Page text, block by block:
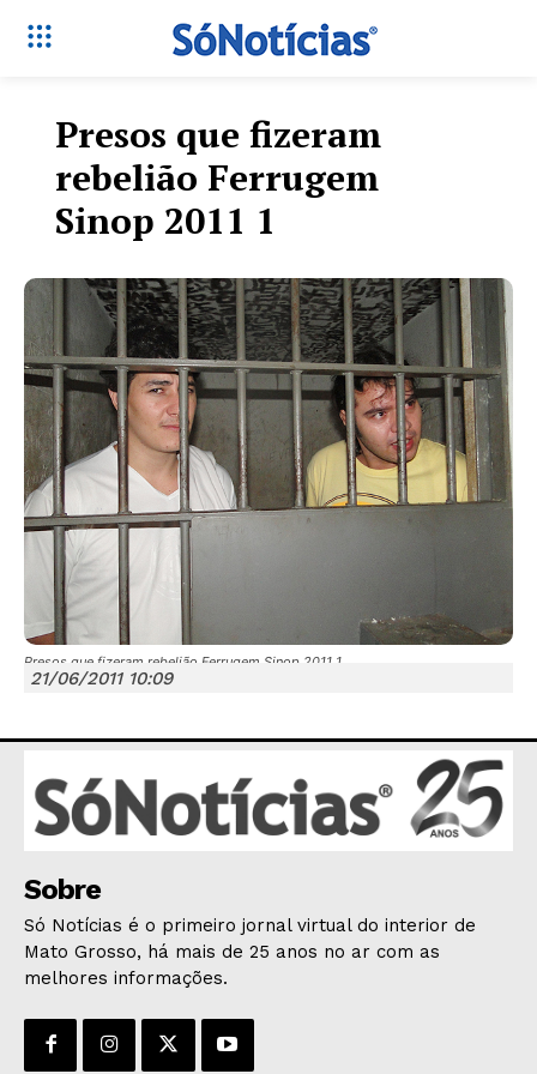
Só Notícias
POLÍTICA
POLÍCIA
ESPORTES
OPINIÃO
GERAL
Presos que fizeram
rebelião Ferrugem
Sinop 2011 1
Presos que fizeram rebelião Ferrugem Sinop 2011 1
21/06/2011 10:09
Sobre
Só Notícias é o primeiro jornal virtual do interior de
Mato Grosso, há mais de 25 anos no ar com as
melhores informações.